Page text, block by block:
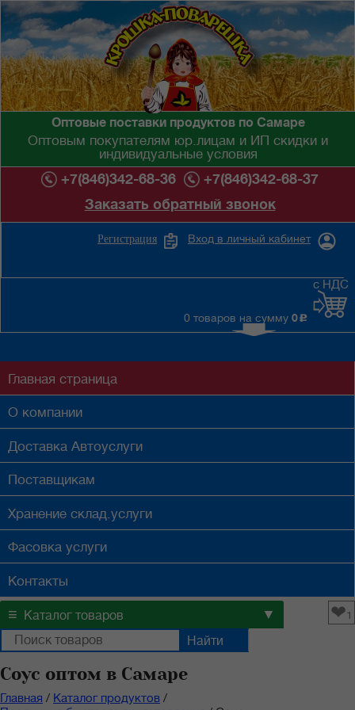
Оптовые поставки продуктов по Самаре
Оптовым покупателям юр.лицам и ИП скидки и
индивидуальные условия
+7(846)342-68-36
+7(846)342-68-37
Заказать обратный звонок
Вход в личный кабинет
Регистрация
0 товаров на сумму 0 c
с НДС
Главная страница
О компании
Доставка Автоуслуги
Поставщикам
Хранение склад.услуги
Фасовка услуги
Контакты
≡ Каталог товаров ▼ ❤1
Соус оптом в Самаре
Главная / Каталог продуктов /